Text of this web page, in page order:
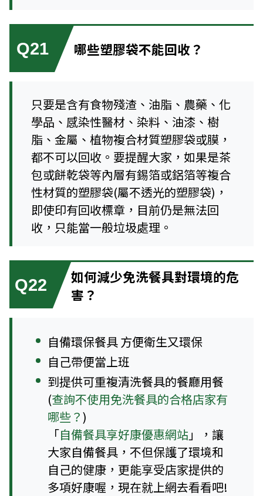
Q21 哪些塑膠袋不能回收？
只要是含有食物殘渣、油脂、農藥、化
學品、感染性醫材、染料、油漆、樹
脂、金屬、植物複合材質塑膠袋或膜，
都不可以回收。要提醒大家，如果是茶
包或餅乾袋等內層有錫箔或鋁箔等複合
性材質的塑膠袋(屬不透光的塑膠袋)，
即使印有回收標章，目前仍是無法回
收，只能當一般垃圾處理。
Q22
如何減少免洗餐具對環境的危
害？
自備環保餐具 方便衛生又環保
自己帶便當上班
到提供可重複清洗餐具的餐廳用餐
(查詢不使用免洗餐具的合格店家有
哪些？)
「自備餐具享好康優惠網站 」，讓
大家自備餐具，不但保護了環境和
自己的健康，更能享受店家提供的
多項好康喔，現在就上網去看看吧!